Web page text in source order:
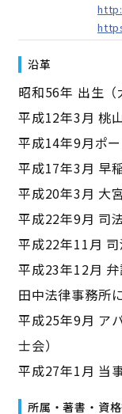
沿革
昭和56年 出生（
平成12年3月 桃
平成14年9月ポ
平成17年3月 早
平成20年3月 大
平成22年9月 司
平成22年11月 司
平成23年12月
田中法律事務所
平成25年9月 ア
士会）
平成27年1月 当
所属・著書・資